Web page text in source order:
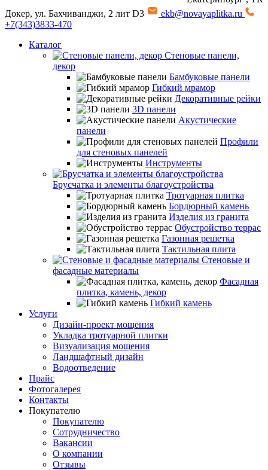
Докер, ул. Бахчиванджи, 2 лит D3
ekb@novayaplitka.ru
+7(343)3833-470
Каталог
Стеновые панели,
декор
Бамбуковые панели
Гибкий мрамор
Декоративные рейки
3D панели
Акустические
панели
Профили
для стеновых панелей
Инструменты
Брусчатка и элементы благоустройства
Тротуарная плитка
Бордюрный камень
Изделия из гранита
Обустройство террас
Газонная решетка
Тактильная плита
Стеновые и
фасадные материалы
Фасадная
плитка, камень, декор
Гибкий камень
Услуги
Дизайн-проект мощения
Укладка тротуарной плитки
Визуализация мощения
Ландшафтный дизайн
Водоотведение
Прайс
Фотогалерея
Контакты
Покупателю
Покупателю
Сотрудничество
Вакансии
О компании
Отзывы